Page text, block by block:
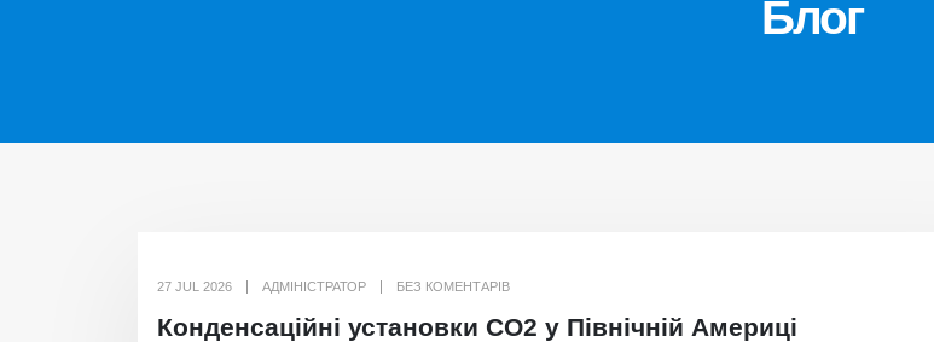
Блог
27 JUL 2026 АДМІНІСТРАТОР БЕЗ КОМЕНТАРІВ
Конденсаційні установки CO2 у Північній Америці